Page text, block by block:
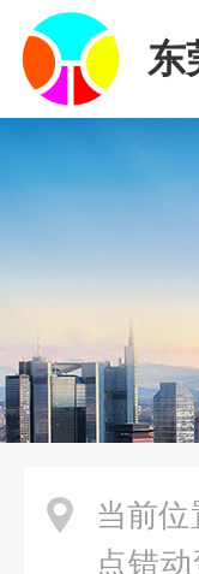
东
当前位
点错